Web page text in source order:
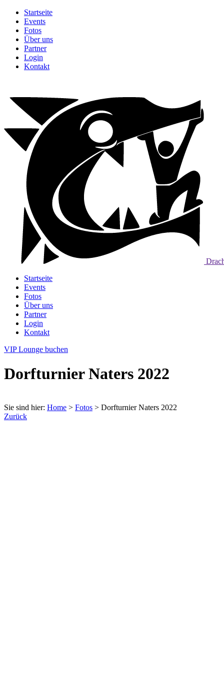
Startseite
Events
Fotos
Über uns
Partner
Login
Kontakt
Startseite
Events
Fotos
Über uns
Partner
Login
Kontakt
VIP Lounge buchen
Dorfturnier Naters 2022
Sie sind hier: Home > Fotos > Dorfturnier Naters 2022
Zurück